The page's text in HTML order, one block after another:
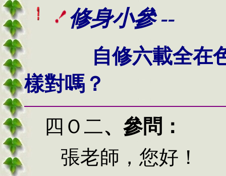
修身小參 --
自修六載全在
樣對嗎？
四 Ｏ二、 參問：
張老師，您好！